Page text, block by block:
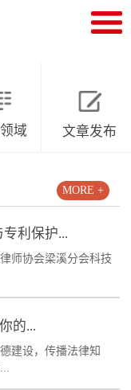
域 文章发布
利保护...
师协会梁溪分会科技
的...
建设，传播法律知
MORE +